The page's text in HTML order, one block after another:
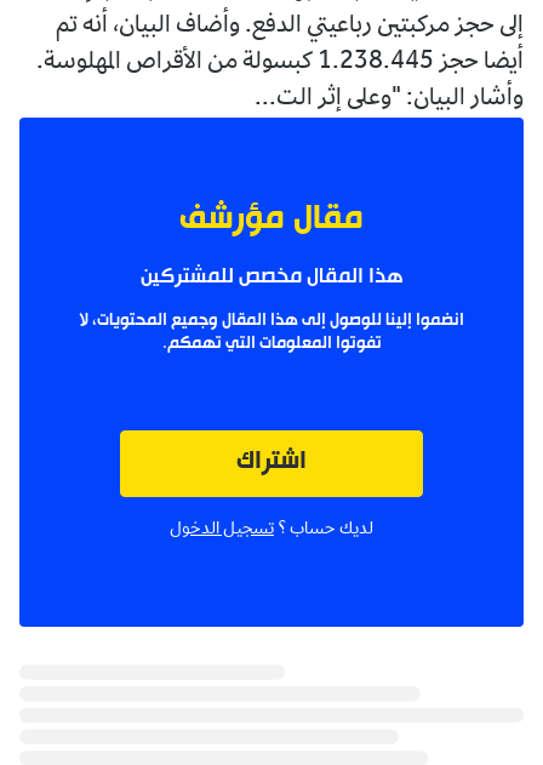
إلى حجز مركبتين رباعيتي الدفع. وأضاف البيان، أنه تم
أيضا حجز 1.238.445 كبسولة من الأقراص المهلوسة.
وأشار البيان: "وعلى إثر الت...
مقال مؤرشف
هذا المقال مخصص للمشتركين
انضموا إلينا للوصول إلى هذا المقال وجميع المحتويات، لا
تفوتوا المعلومات التي تهمكم.
اشتراك
لديك حساب ؟ تسجيل الدخول